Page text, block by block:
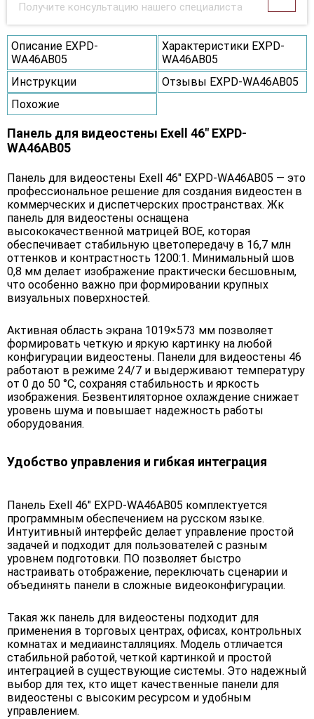
Получите консультацию нашего специалиста
Описание EXPD-
WA46AB05
Характеристики EXPD-
WA46AB05
Инструкции
Отзывы EXPD-WA46AB05
Похожие
Панель для видеостены Exell 46" EXPD-
WA46AB05
Панель для видеостены Exell 46" EXPD-WA46AB05 — это
профессиональное решение для создания видеостен в
коммерческих и диспетчерских пространствах. Жк
панель для видеостены оснащена
высококачественной матрицей BOE, которая
обеспечивает стабильную цветопередачу в 16,7 млн
оттенков и контрастность 1200:1. Минимальный шов
0,8 мм делает изображение практически бесшовным,
что особенно важно при формировании крупных
визуальных поверхностей.
Активная область экрана 1019×573 мм позволяет
формировать четкую и яркую картинку на любой
конфигурации видеостены. Панели для видеостены 46
работают в режиме 24/7 и выдерживают температуру
от 0 до 50 °C, сохраняя стабильность и яркость
изображения. Безвентиляторное охлаждение снижает
уровень шума и повышает надежность работы
оборудования.
Удобство управления и гибкая интеграция
Панель Exell 46" EXPD-WA46AB05 комплектуется
программным обеспечением на русском языке.
Интуитивный интерфейс делает управление простой
задачей и подходит для пользователей с разным
уровнем подготовки. ПО позволяет быстро
настраивать отображение, переключать сценарии и
объединять панели в сложные видеоконфигурации.
Такая жк панель для видеостены подходит для
применения в торговых центрах, офисах, контрольных
комнатах и медиаинсталляциях. Модель отличается
стабильной работой, четкой картинкой и простой
интеграцией в существующие системы. Это надежный
выбор для тех, кто ищет качественные панели для
видеостены с высоким ресурсом и удобным
управлением.